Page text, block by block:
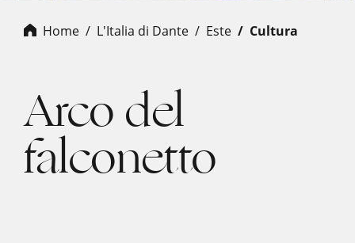
Home L'Italia di Dante este cultura
Arco del
falconetto